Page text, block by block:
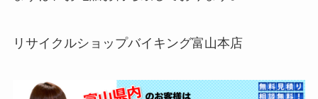
リサイクルショップバイキング富山本店